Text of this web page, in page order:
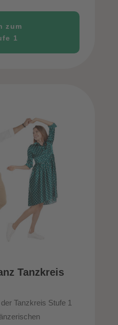
zum
1
Tanzkreis
Tanzkreis Stufe 1